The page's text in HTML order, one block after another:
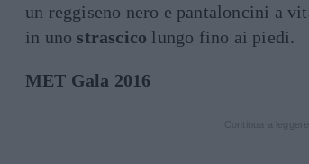
un reggiseno nero e pantaloncini a
in uno strascico lungo fino ai piedi.
MET Gala 2016